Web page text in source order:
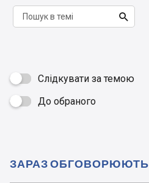

Слідкувати за темою
 До обраного
ЗАРАЗ ОБГОВОРЮЮТЬ